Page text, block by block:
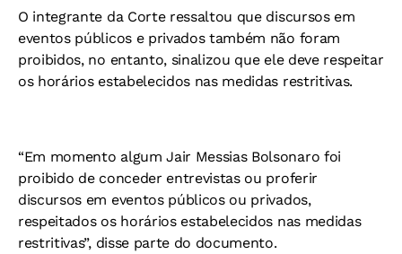
O integrante da Corte ressaltou que discursos em
eventos públicos e privados também não foram
proibidos, no entanto, sinalizou que ele deve respeitar
os horários estabelecidos nas medidas restritivas.
“Em momento algum Jair Messias Bolsonaro foi
proibido de conceder entrevistas ou proferir
discursos em eventos públicos ou privados,
respeitados os horários estabelecidos nas medidas
restritivas”, disse parte do documento.